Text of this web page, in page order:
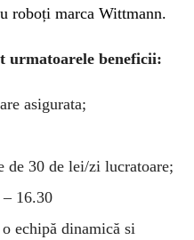
roboți marca Wittmann.
urmatoarele beneficii:
asigurata;
de 30 de lei/zi lucratoare;
– 16.30
echipă dinamică si